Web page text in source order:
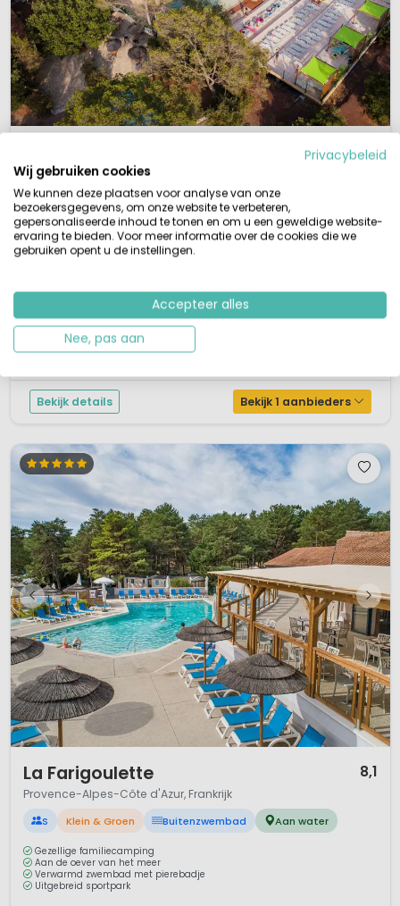
1 / 12
7,8
Provence-Alpes-Côte d'Azur, Frankrijk
M Levendig Waterpark Aan zee
Familiecamping op glooiende terrein
Zwembad met kinderbad
Uitgebreide kinderanimatie
Camping La Pierre Verte ligt in het glooiende landschap van de Provence,
bij Fréjus aan de Cote d’Azur. Dit is Zuid Frankrijk op zijn best. Een 4-
sterrencamping die gezellig en bruisend is. Een familiecamping met zo
enorm veel verschillende en leuke activiteiten dat je het campingterrein
Bekijk details Bekijk 1 aanbieders
La Farigoulette 8,1
Provence-Alpes-Côte d'Azur, Frankrijk
S Klein & Groen Buitenzwembad Aan water
Gezellige familiecamping
Aan de oever van het meer
Verwarmd zwembad met pierebadje
Uitgebreid sportpark
Privacybeleid
Wij gebruiken cookies
We kunnen deze plaatsen voor analyse van onze
bezoekersgegevens, om onze website te verbeteren,
gepersonaliseerde inhoud te tonen en om u een geweldige website-
ervaring te bieden. Voor meer informatie over de cookies die we
gebruiken opent u de instellingen.
Accepteer alles
Nee, pas aan